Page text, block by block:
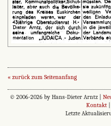
« zurück zum Seitenanfang
© 2006-2026 by Hans-Dieter Arntz |
Kontakt
Letzte